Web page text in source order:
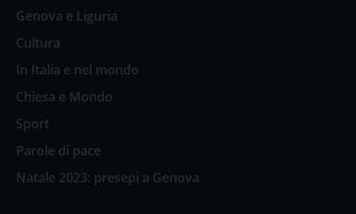
Genova e Liguria
Cultura
In Italia e nel mondo
Chiesa e Mondo
Sport
Parole di pace
Natale 2023: presepi a Genova